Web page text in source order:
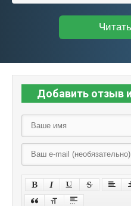
Добавить отзыв